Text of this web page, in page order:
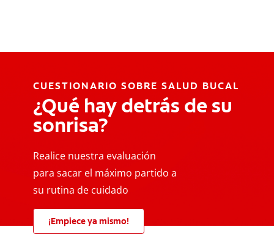
CUESTIONARIO SOBRE SALUD BUCAL
¿Qué hay detrás de su
sonrisa?
Realice nuestra evaluación
para sacar el máximo partido a
su rutina de cuidado
¡Empiece ya mismo!